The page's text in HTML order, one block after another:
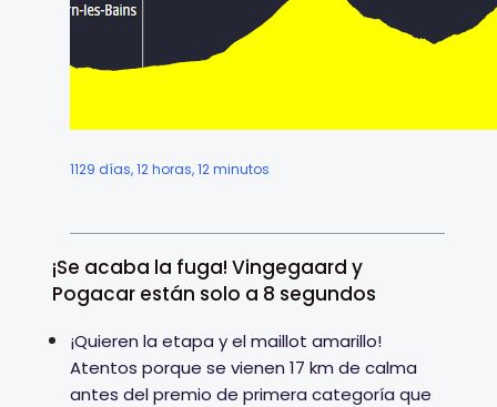
1129 días, 12 horas, 12 minutos
¡Se acaba la fuga! Vingegaard y
Pogacar están solo a 8 segundos
¡Quieren la etapa y el maillot amarillo!
Atentos porque se vienen 17 km de calma
antes del premio de primera categoría que